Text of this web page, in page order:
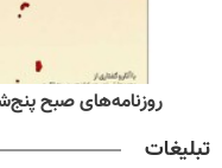
روزنامه‌های صبح پنج‌شنبه ۱۵
تبلیغات